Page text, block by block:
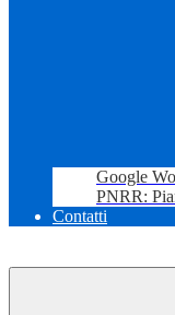
Google
PNRR:
Contatti